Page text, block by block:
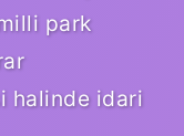
park
halinde idari